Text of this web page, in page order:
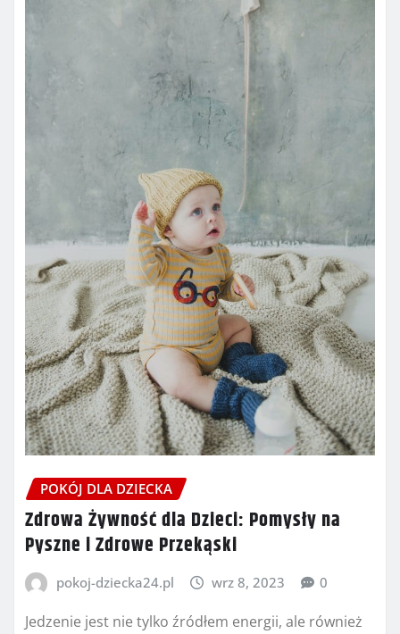
POKÓJ DLA DZIECKA
Zdrowa Żywność dla Dzieci: Pomysły na
Pyszne i Zdrowe Przekąski
pokoj-dziecka24.pl wrz 8, 2023 0
Jedzenie jest nie tylko źródłem energii, ale również